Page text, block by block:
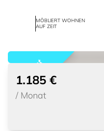
MÖBLIERT WOHNEN
AUF ZEIT
vermietet
1.185 €
/ Monat